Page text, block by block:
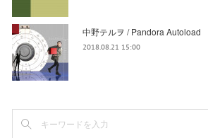
中野テルヲ / Pandora Autoload
2018.08.21 15:00